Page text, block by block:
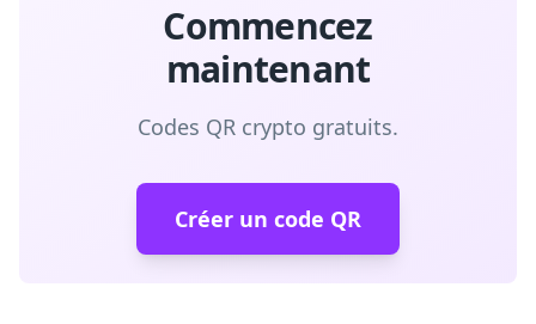
Commencez
maintenant
Codes QR crypto gratuits.
Créer un code QR